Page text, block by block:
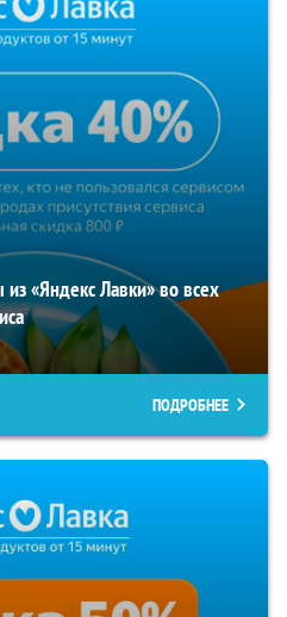
«Яндекс Лавки» во всех
ПОДРОБНЕЕ